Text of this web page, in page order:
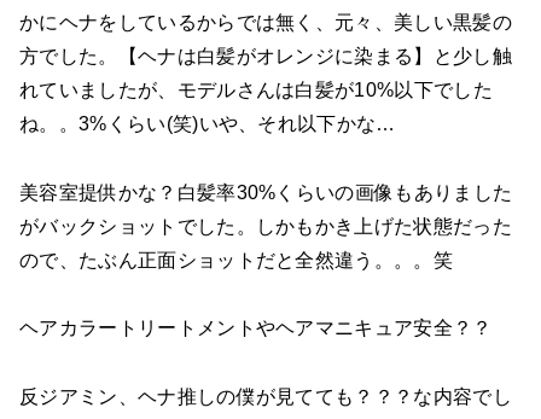
かにヘナをしているからでは無く、元々、美しい黒髪の
方でした。【ヘナは白髪がオレンジに染まる】と少し触
れていましたが、モデルさんは白髪が10%以下でした
ね。。3%くらい(笑)いや、それ以下かな…
美容室提供かな？白髪率30%くらいの画像もありました
がバックショットでした。しかもかき上げた状態だった
ので、たぶん正面ショットだと全然違う。。。笑
ヘアカラートリートメントやヘアマニキュア安全？？
反ジアミン、ヘナ推しの僕が見てても？？？な内容でし